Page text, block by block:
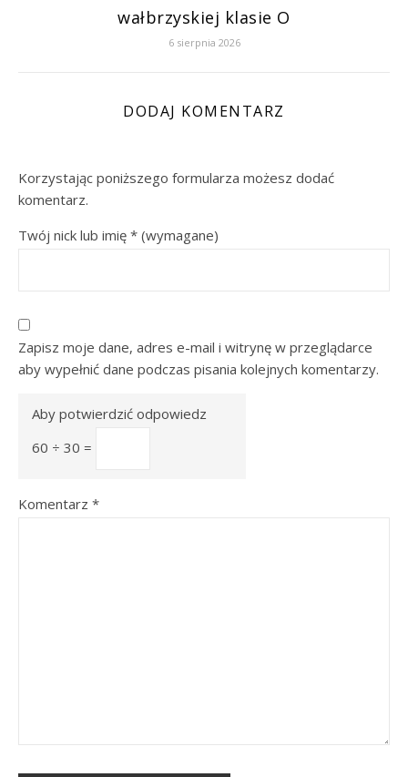
wałbrzyskiej klasie O
6 sierpnia 2026
DODAJ KOMENTARZ
Korzystając poniższego formularza możesz dodać
komentarz.
Twój nick lub imię * (wymagane)
Zapisz moje dane, adres e-mail i witrynę w przeglądarce
aby wypełnić dane podczas pisania kolejnych komentarzy.
Aby potwierdzić odpowiedz
60 ÷ 30 =
Komentarz *